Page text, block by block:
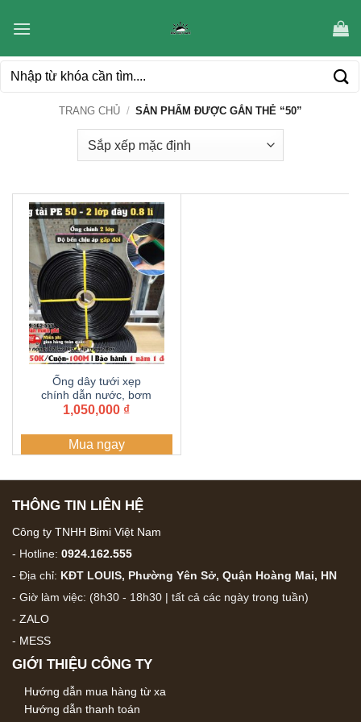
qua
dung
Tìm
TRANG CHỦ / SẢN PHẨM ĐƯỢC GẮN THẺ “50”
Ống dây tưới xẹp
chính dẫn nước, bơm
nước 49, 50 Dây dẫn
mềm dẫn nước, ống
tải nước cuộn 100 mét
1,050,000 ₫
Mua ngay
THÔNG TIN LIÊN HỆ
Công ty TNHH Bimi Việt Nam
- Hotline: 0924.162.555
- Địa chỉ: KĐT LOUIS, Phường Yên Sở, Quận Hoàng Mai, HN
- Giờ làm việc: (8h30 - 18h30 | tất cả các ngày trong tuần)
- ZALO
- MESS
GIỚI THIỆU CÔNG TY
Hướng dẫn mua hàng từ xa
Hướng dẫn thanh toán